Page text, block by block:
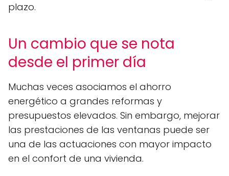
plazo.
Un cambio que se nota
desde el primer día
Muchas veces asociamos el ahorro
energético a grandes reformas y
presupuestos elevados. Sin embargo, mejorar
las prestaciones de las ventanas puede ser
una de las actuaciones con mayor impacto
en el confort de una vivienda.